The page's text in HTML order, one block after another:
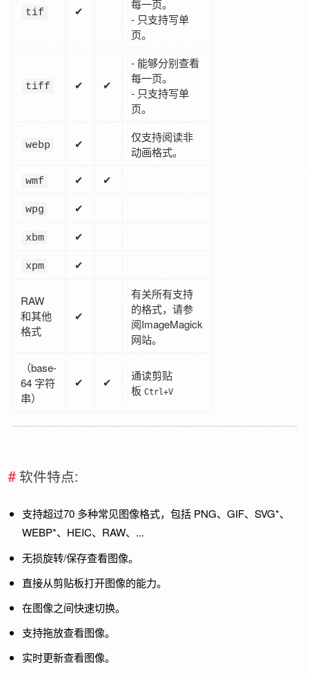
tif ✔
每一页。
- 只支持写单
页。
tiff ✔ ✔
- 能够分别查看
每一页。
- 只支持写单
页。
webp ✔
仅支持阅读非
动画格式。
wmf ✔ ✔
wpg ✔
xbm ✔
xpm ✔
RAW
和其他
格式
✔
有关所有支持
的格式，请参
阅ImageMagick
网站。
（base-
64 字符
串）
✔ ✔
通读剪贴
板Ctrl+V
软件特点:
支持超过70 多种常见图像格式，包括 PNG、GIF、SVG*、
WEBP*、HEIC、RAW、...
无损旋转/保存查看图像。
直接从剪贴板打开图像的能力。
在图像之间快速切换。
支持拖放查看图像。
实时更新查看图像。